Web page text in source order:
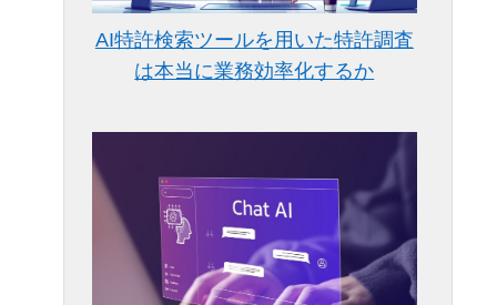
AI特許検索ツールを用いた特許調査
は本当に業務効率化するか